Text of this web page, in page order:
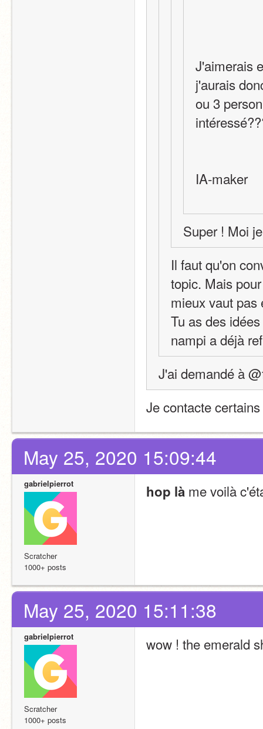
J'aimerais
j'aurais
ou 3
IA-maker
Super ! Moi
Il faut qu'on
topic. Mais
mieux vaut pas
Tu as des
nampi a déjà
J'ai demandé à
Je contacte
May 25, 2020 15:09:44
gabrielpierrot
Scratcher
1000+ posts
hop là me voilà
May 25, 2020 15:11:38
gabrielpierrot
Scratcher
1000+ posts
wow ! the emerald